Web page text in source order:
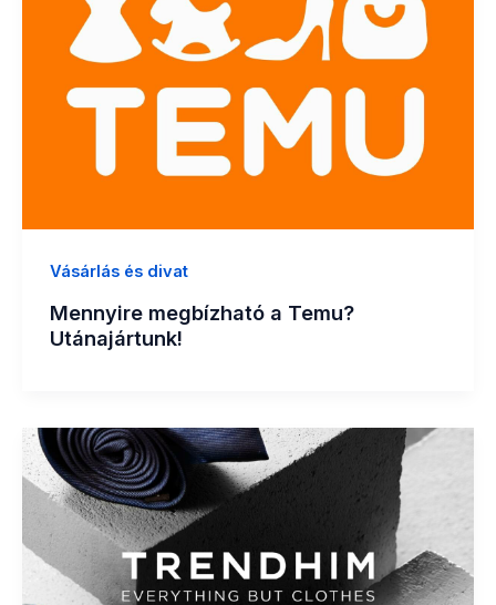
Vásárlás és divat
Mennyire megbízható a Temu?
Utánajártunk!